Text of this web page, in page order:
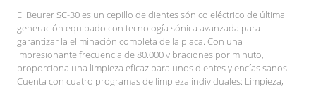
El Beurer SC-30 es un cepillo de dientes sónico eléctrico de última
generación equipado con tecnología sónica avanzada para
garantizar la eliminación completa de la placa. Con una
impresionante frecuencia de 80.000 vibraciones por minuto,
proporciona una limpieza eficaz para unos dientes y encías sanos.
Cuenta con cuatro programas de limpieza individuales: Limpieza,